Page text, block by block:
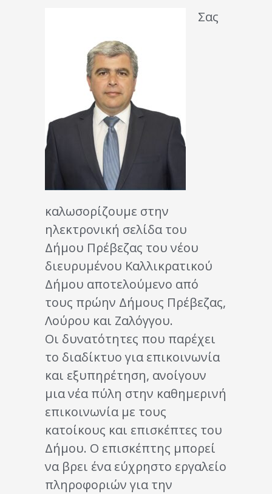
Σας
καλωσορίζουμε στην
ηλεκτρονική σελίδα του
Δήμου Πρέβεζας του νέου
διευρυμένου Καλλικρατικού
Δήμου αποτελούμενο από
τους πρώην Δήμους Πρέβεζας,
Λούρου και Ζαλόγγου.
Οι δυνατότητες που παρέχει
το διαδίκτυο για επικοινωνία
και εξυπηρέτηση, ανοίγουν
μια νέα πύλη στην καθημερινή
επικοινωνία με τους
κατοίκους και επισκέπτες του
Δήμου. Ο επισκέπτης μπορεί
να βρει ένα εύχρηστο εργαλείο
πληροφοριών για την